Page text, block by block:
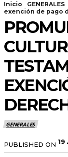
Inicio GENERALES
exención de pago
GENERALES
PUBLISHED ON 19